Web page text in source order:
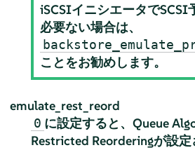
iSCSIイニシエータでSCSI
必要ない場合は、
ことをお勧めします。
emulate_rest_reord
0 に設定すると、Queue
Restricted Reorderingが設定